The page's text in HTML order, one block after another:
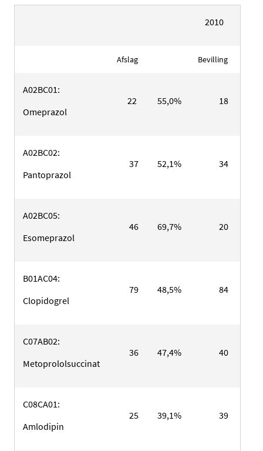
2010
Afslag Bevilling
A02BC01:
Omeprazol
22 55,0% 18
A02BC02:
Pantoprazol
37 52,1% 34
A02BC05:
Esomeprazol
46 69,7% 20
B01AC04:
Clopidogrel
79 48,5% 84
C07AB02:
Metoprololsuccinat
36 47,4% 40
C08CA01:
Amlodipin
25 39,1% 39